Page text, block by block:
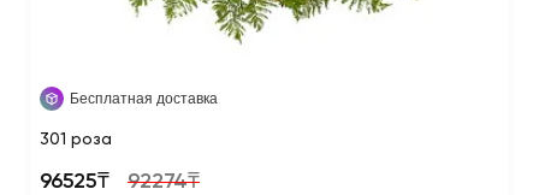
Бесплатная доставка
301 роза
96525₸ 92274₸